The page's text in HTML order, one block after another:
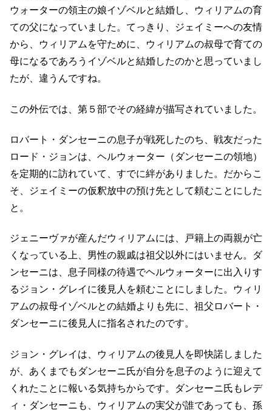
ウォーターの領主の娘イゾベルと結婚し、ウィリアムの育
ての父になっていました。てっきり、ジェイミーへの友情
から、ウィリアムを守ために、ウィリアムの叔母で育ての
母になるであろうイゾベルと結婚したのかと思っていまし
たが、違うんですね。
この外伝では、第５部でその経緯が描写されていました。
ロバート・ダンセーニの息子が戦死したのち、戦友だった
ロード・ジョンは、ヘルウォーター（ダンセーニの領地）
を定期的に訪れていて、すでに絆がありました。だからこ
そ、ジェイミーの仮釈放中の預け先として頼むことにした
と。
ジェニーヴァが産んだウィリアムには、戸籍上の両親が亡
くなっている上、男性の親戚は祖父以外にはいません。ダ
ンセーニは、息子同様の待遇でヘルウォーターに出入りす
るジョン・グレイに後見人を頼むことにしました。ウィリ
アムの叔母イゾベルとの結婚よりも先に、祖父ロバート・
ダンセーニに後見人に指名されたのです。
ジョン・グレイは、ウィリアムの後見人を即快諾しました
が、あくまでもダンセーニ氏が自分を息子のように迎えて
くれたことに報いる気持ちからです。ダンセーニ氏もレデ
ィ・ダンセーニも、ウィリアムの実父が誰であっても、孫